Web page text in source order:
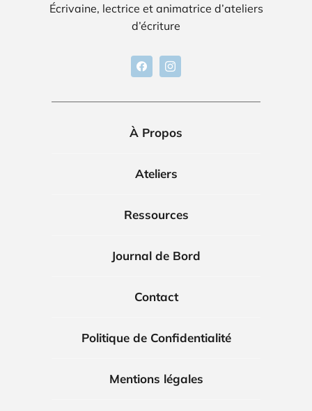
Écrivaine, lectrice et animatrice d’ateliers
d’écriture
À Propos
Ateliers
Ressources
Journal de Bord
Contact
Politique de Confidentialité
Mentions légales